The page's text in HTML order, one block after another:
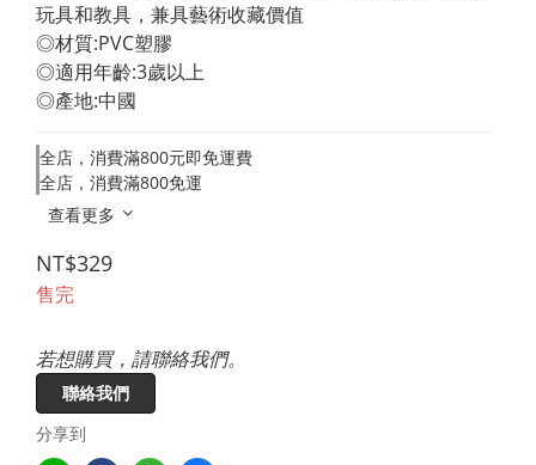
玩具和教具，兼具藝術收藏價值
◎材質:PVC塑膠
◎適用年齡:3歲以上
◎產地:中國
全店，消費滿800元即免運費
全店，消費滿800免運
查看更多
NT$329
售完
若想購買，請聯絡我們。
聯絡我們
分享到